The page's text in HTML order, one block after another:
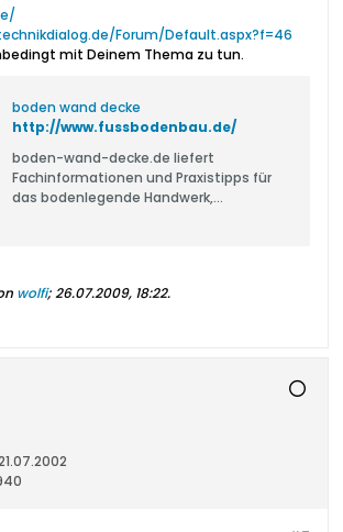
Forum/Default.aspx?f=46
mit Deinem Thema zu tun.
boden wand decke
http://www.fussbodenbau.de/
boden-wand-decke.de liefert
Fachinformationen und Praxistipps für
das bodenlegende Handwerk,
wolfi;26.07.2009, 18:22.